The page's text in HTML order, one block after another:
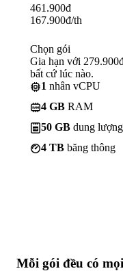
461.900đ
167.900đ/th
Chọn gói
Gia hạn với
bất cứ lúc nào.
1 nhân vCPU
4 GB RAM
50 GB dung
4 TB băng thông
Mỗi gói đều có